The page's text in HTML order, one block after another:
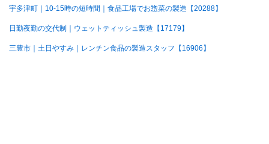
宇多津町｜10-15時の短時間｜食品工場でお惣菜の製造【20288】
日勤夜勤の交代制｜ウェットティッシュ製造【17179】
三豊市｜土日やすみ｜レンチン食品の製造スタッフ【16906】